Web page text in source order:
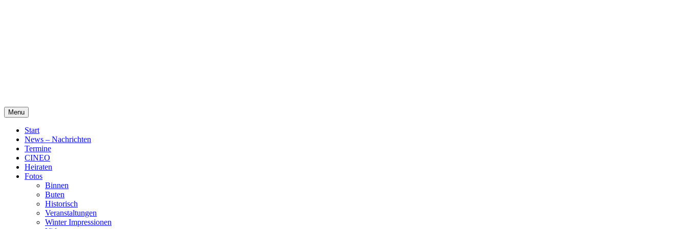
Menu
Start
News – Nachrichten
Termine
CINEO
Heiraten
Fotos
Binnen
Buten
Historisch
Veranstaltungen
Winter Impressionen